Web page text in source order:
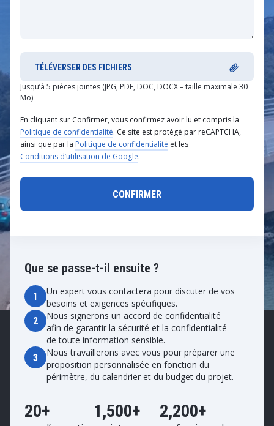
Que se passe-t-il ensuite ?
1
Un expert vous contactera pour discuter de vos
besoins et exigences spécifiques.
2
Nous signerons un accord de confidentialité
afin de garantir la sécurité et la confidentialité
de toute information sensible.
3
Nous travaillerons avec vous pour préparer une
proposition personnalisée en fonction du
périmètre, du calendrier et du budget du projet.
20+ 1,500+ 2,200+
TÉLÉVERSER DES FICHIERS
Jusqu’à 5 pièces jointes (JPG, PDF, DOC, DOCX – taille maximale 30
Mo)
En cliquant sur Confirmer, vous confirmez avoir lu et compris la
Politique de confidentialité. Ce site est protégé par reCAPTCHA,
ainsi que par la Politique de confidentialité et les
Conditions d’utilisation de Google.